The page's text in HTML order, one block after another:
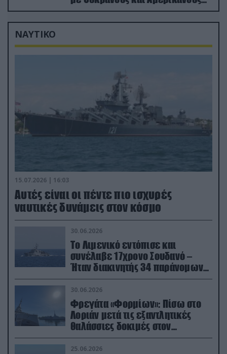
μισθοφόρους – Δείτε βίντεο
ΝΑΥΤΙΚΟ
15.07.2026 | 16:03
Aυτές είναι οι πέντε πιο ισχυρές
ναυτικές δυνάμεις στον κόσμο
30.06.2026
Το Λιμενικό εντόπισε και
συνέλαβε 17χρονο Σουδανό –
Ήταν διακινητής 34 παράνομων
μεταναστών
30.06.2026
Φρεγάτα «Φορμίων»: Πίσω στο
Λοριάν μετά τις εξαντλητικές
θαλάσσιες δοκιμές στον
απαιτητικό Βισκαϊκό
25.06.2026